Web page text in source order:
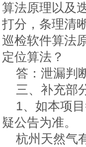
算法原理以及
打分，条理清
巡检软件算法
定位算法？
答：泄漏判
三、补充部
1、如本项
疑公告为准。
杭州天然气